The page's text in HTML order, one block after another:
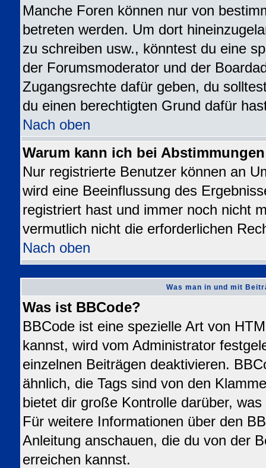
Manche Foren können nur von
betreten werden. Um dort
zu schreiben usw., könntest du eine
der Forumsmoderator und der
Zugangsrechte dafür geben, du
du einen berechtigten Grund dafür
Nach oben
Warum kann ich bei
Nur registrierte Benutzer können an
wird eine Beeinflussung des
registriert hast und immer noch nicht
vermutlich nicht die erforderlichen
Nach oben
Was man in und mit
Was ist BBCode?
BBCode ist eine spezielle Art von
kannst, wird vom Administrator
einzelnen Beiträgen deaktivieren.
ähnlich, die Tags sind von den
bietet dir große Kontrolle darüber,
Für weitere Informationen über den
Anleitung anschauen, die du von der
erreichen kannst.